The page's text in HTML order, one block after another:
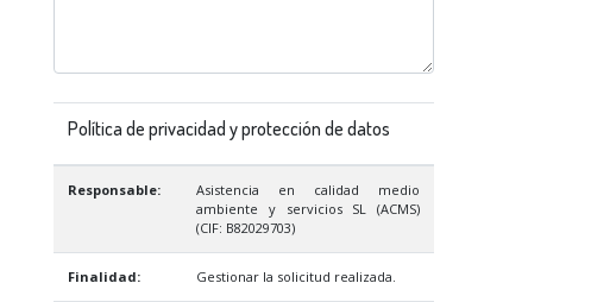
Política de privacidad y protección de datos
Responsable:
Asistencia en calidad medio
ambiente y servicios SL (ACMS)
(CIF: B82029703)
Finalidad: Gestionar la solicitud realizada.